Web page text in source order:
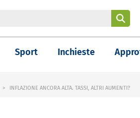
Sport Inchieste
INFLAZIONE ANCORA ALTA. TASSI, ALTRI AUMENTI?